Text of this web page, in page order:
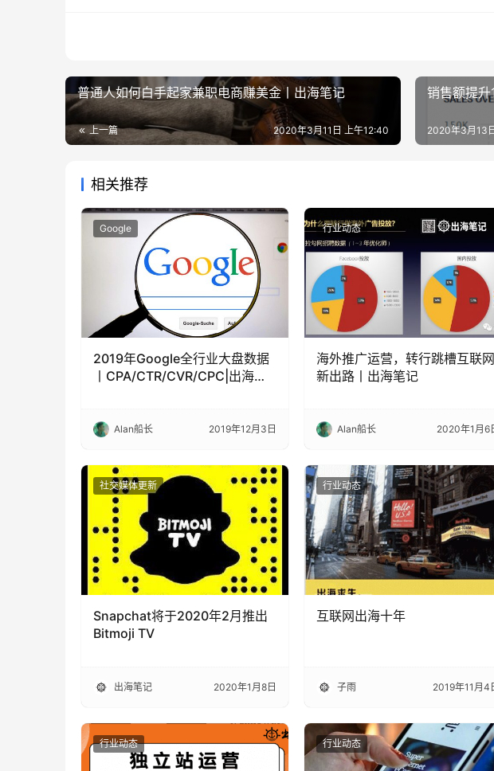
普通人如何白手起家兼职电商赚美金丨出海笔记
上一篇 2020年3月11日 上午12:40
销售额提
2020年3月13
相关推荐
Google
2019年Google全行业大盘数据
丨CPA/CTR/CVR/CPC|出海笔
Alan船长 2019年12月3日
行业动态
海外推广运营，转行跳槽互联网
新出路丨出海笔记
Alan船长 2020年1月6
社交媒体更新
Snapchat将于2020年2月推出
Bitmoji TV
出海笔记 2020年1月8日
行业动态
互联网出海十年
子雨 2019年11月4
行业动态 行业动态